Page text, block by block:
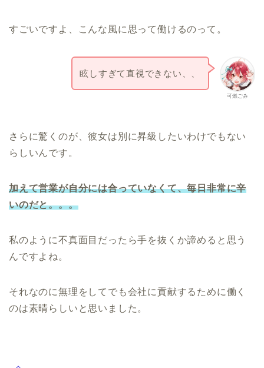
すごいですよ、こんな風に思って働けるのって。
可燃ごみ
眩しすぎて直視できない、、
さらに驚くのが、彼女は別に昇級したいわけでもない
らしいんです。
加えて営業が自分には合っていなくて、毎日非常に辛
いのだと。。。
私のように不真面目だったら手を抜くか諦めると思う
んですよね。
それなのに無理をしてでも会社に貢献するために働く
のは素晴らしいと思いました。